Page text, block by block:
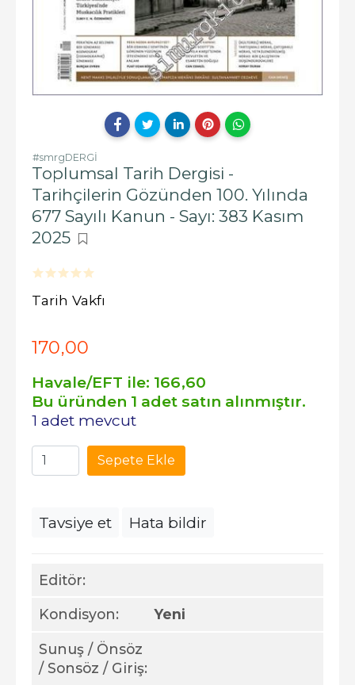
#smrgDERGİ
Toplumsal Tarih Dergisi -
Tarihçilerin Gözünden 100. Yılında
677 Sayılı Kanun - Sayı: 383 Kasım
2025
Tarih Vakfı
Editör:
Kondisyon: Yeni
Sunuş / Önsöz
/ Sonsöz / Giriş:
170,00
Havale/EFT ile: 166,60
Bu üründen 1 adet satın alınmıştır.
1 adet mevcut
Sepete Ekle
Tavsiye et Hata bildir